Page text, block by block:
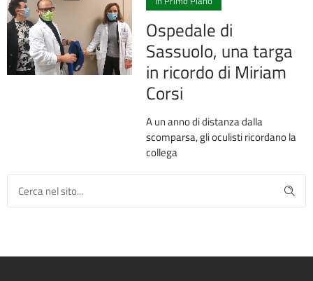
Ospedale di
Sassuolo, una targa
in ricordo di Miriam
Corsi
A un anno di distanza dalla
scomparsa, gli oculisti ricordano la
collega